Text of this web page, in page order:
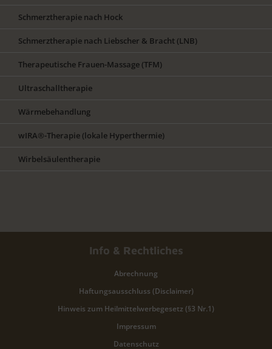
Schmerztherapie nach Hock
Schmerztherapie nach Liebscher & Bracht (LNB)
Therapeutische Frauen-Massage (TFM)
Ultraschalltherapie
Wärmebehandlung
wIRA®-Therapie (lokale Hyperthermie)
Wirbelsäulentherapie
Info & Rechtliches
Abrechnung
Haftungsausschluss (Disclaimer)
Hinweis zum Heilmittelwerbegesetz (§3 Nr.1)
Impressum
Datenschutz